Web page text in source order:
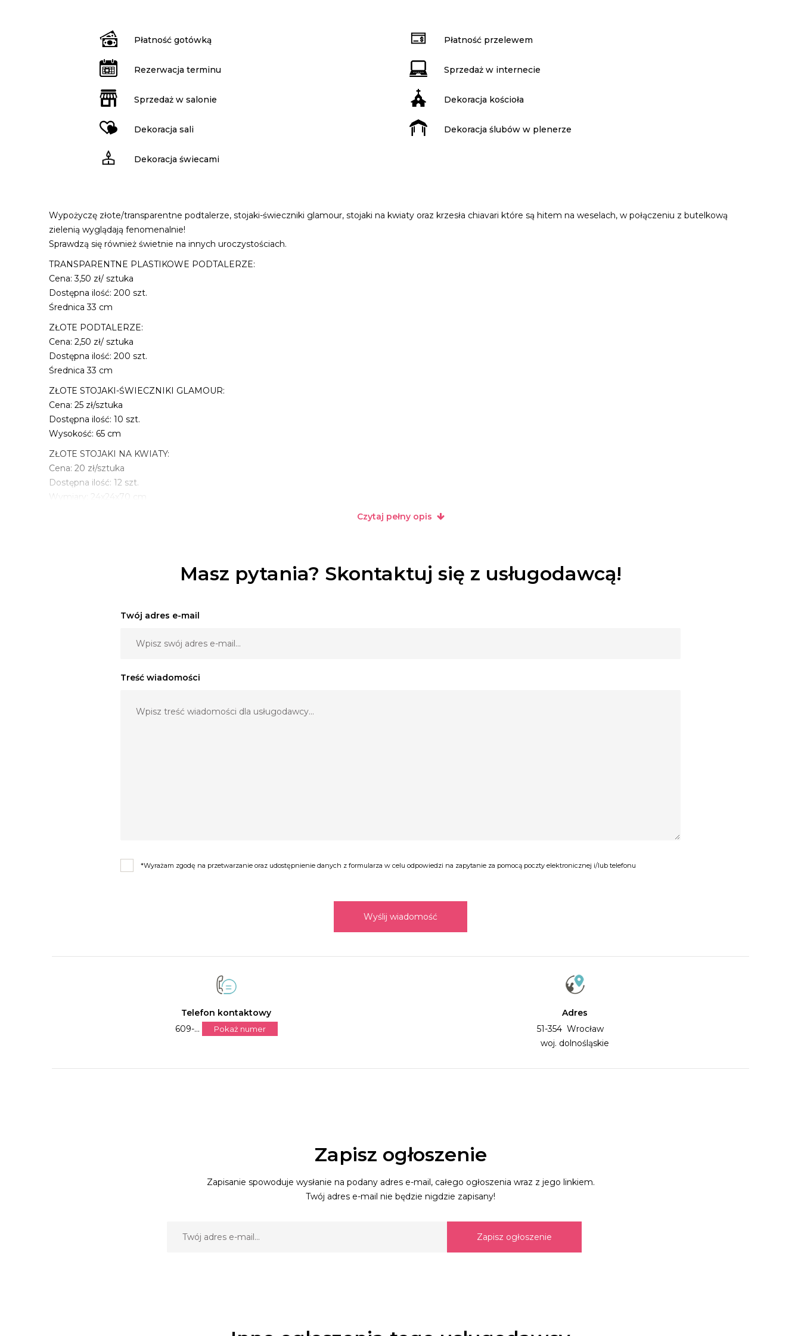
Płatność gotówką Płatność przelewem
Rezerwacja terminu Sprzedaż w internecie
Sprzedaż w salonie Dekoracja kościoła
Dekoracja sali Dekoracja ślubów w plenerze
Dekoracja świecami
Wypożyczę złote/transparentne podtalerze, stojaki-świeczniki glamour, stojaki na kwiaty oraz krzesła chiavari które są hitem na weselach, w połączeniu z butelkową
zielenią wyglądają fenomenalnie!
Sprawdzą się również świetnie na innych uroczystościach.
TRANSPARENTNE PLASTIKOWE PODTALERZE:
Cena: 3,50 zł/ sztuka
Dostępna ilość: 200 szt.
Średnica 33 cm
ZŁOTE PODTALERZE:
Cena: 2,50 zł/ sztuka
Dostępna ilość: 200 szt.
Średnica 33 cm
ZŁOTE STOJAKI-ŚWIECZNIKI GLAMOUR:
Cena: 25 zł/sztuka
Dostępna ilość: 10 szt.
Wysokość: 65 cm
ZŁOTE STOJAKI NA KWIATY:
Cena: 20 zł/sztuka
Dostępna ilość: 12 szt.
Wymiary: 24x24x70 cm
Wymagana kaucja, dowóz na terenie Wrocławia za darmo!
Czytaj pełny opis
Masz pytania? Skontaktuj się z usługodawcą!
Twój adres e-mail
Treść wiadomości
*Wyrażam zgodę na przetwarzanie oraz udostępnienie danych z formularza w celu odpowiedzi na zapytanie za pomocą poczty elektronicznej i/lub telefonu
Wyślij wiadomość
Telefon kontaktowy
609-...
Pokaż numer
Adres
51-354 Wrocław
woj. dolnośląskie
Zapisz ogłoszenie
Zapisanie spowoduje wysłanie na podany adres e-mail, całego ogłoszenia wraz z jego linkiem.
Twój adres e-mail nie będzie nigdzie zapisany!
Zapisz ogłoszenie